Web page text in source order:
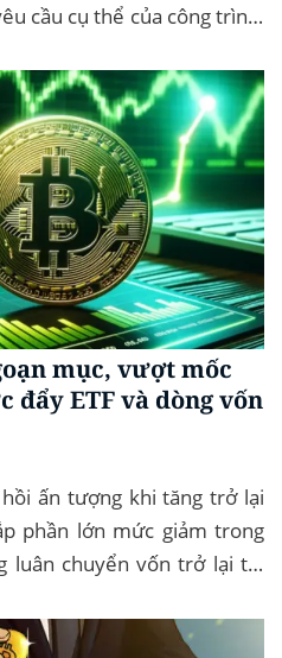
cầu cụ thể của công trình,
mục, vượt mốc
đẩy ETF và dòng vốn
ấn tượng khi tăng trở lại
phần lớn mức giảm trong
luân chuyển vốn trở lại thị